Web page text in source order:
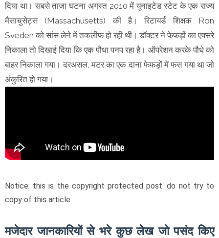
दिया था। सबसे ताजा घटना अगस्त 2010 में यूनाइटेड स्टेट के एक राज्य
मैसाचुसेट्स (Massachusetts) की है। रिटायर्ड शिक्षक Ron
Sveden को सांस लेने में तकलीफ हो रही थी। डॉक्टर ने फेफड़ों का एक्सरे
निकाला तो दिखाई दिया कि एक पौधा पनप रहा है। ऑपरेशन करके पौधे को
बाहर निकाला गया। दरअसल, मटर का एक दाना फेफड़ों में फस गया था जो
अंकुरित हो गया।
Notice: this is the copyright protected post. do not try to
copy of this article
मजेदार जानकारियों से भरे कुछ लेख जो पसंद किए